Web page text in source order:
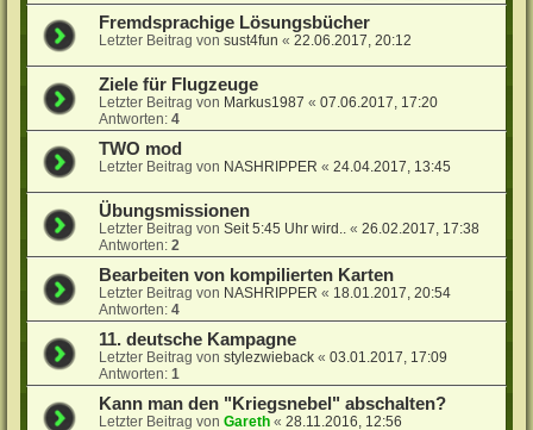
Fremdsprachige Lösungsbücher
Letzter Beitrag vonsust4fun «22.06.2017, 20:12
Ziele für Flugzeuge
Letzter Beitrag von Markus1987 «07.06.2017, 17:20
Antworten:4
TWO mod
Letzter Beitrag von NASHRIPPER «24.04.2017, 13:45
Übungsmissionen
Letzter Beitrag vonSeit 5:45 Uhr wird.. «26.02.2017, 17:38
Antworten:2
Bearbeiten von kompilierten Karten
Letzter Beitrag von NASHRIPPER « 18.01.2017, 20:54
Antworten:4
11. deutsche Kampagne
Letzter Beitrag vonstylezwieback «03.01.2017, 17:09
Antworten:1
Kann man den "Kriegsnebel" abschalten?
Letzter Beitrag vonGareth «28.11.2016, 12:56